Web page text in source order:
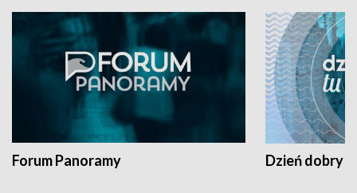
Forum Panoramy Dzień dobry